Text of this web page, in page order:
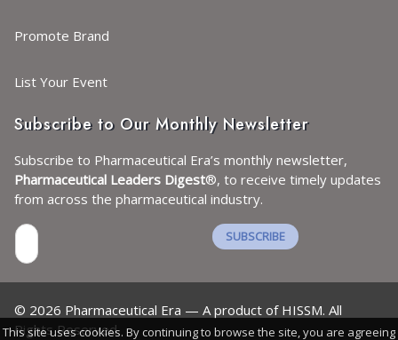
Promote Brand
List Your Event
Subscribe to Our Monthly Newsletter
Subscribe to Pharmaceutical Era’s monthly newsletter,
Pharmaceutical Leaders Digest®, to receive timely updates
from across the pharmaceutical industry.
Privacy policy
SUBSCRIBE
© 2026 Pharmaceutical Era — A product of HISSM. All
Rights Reserved.
This site uses cookies. By continuing to browse the site, you are agreeing